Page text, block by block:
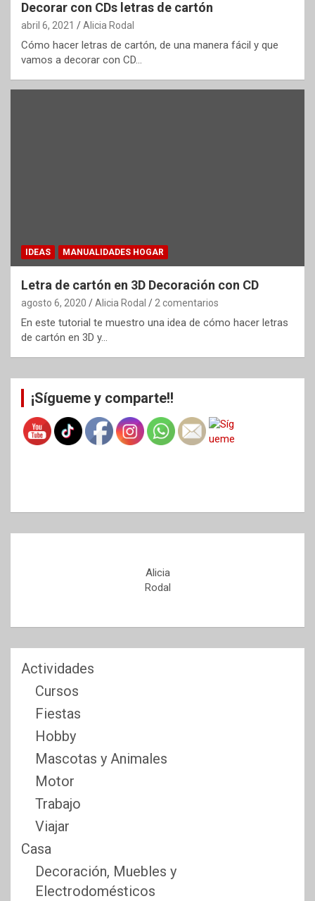
Decorar con CDs letras de cartón
abril 6, 2021 Alicia Rodal
Cómo hacer letras de cartón, de una manera fácil y que
vamos a decorar con CD…
IDEAS MANUALIDADES HOGAR
Letra de cartón en 3D Decoración con CD
agosto 6, 2020 Alicia Rodal 2 comentarios
En este tutorial te muestro una idea de cómo hacer letras
de cartón en 3D y…
¡Sígueme y comparte!!
Alicia
Rodal
Actividades
Cursos
Fiestas
Hobby
Mascotas y Animales
Motor
Trabajo
Viajar
Casa
Decoración, Muebles y
Electrodomésticos